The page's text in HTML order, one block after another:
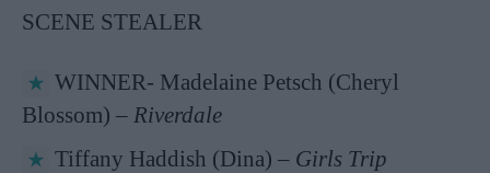
SCENE STEALER
WINNER- Madelaine Petsch (Cheryl
Blossom) – Riverdale
Tiffany Haddish (Dina) – Girls Trip